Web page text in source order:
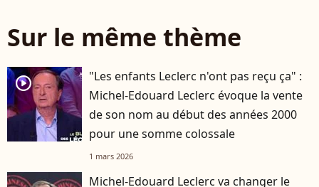
Sur le même thème
player2
"Les enfants Leclerc n'ont pas reçu ça" :
Michel-Edouard Leclerc évoque la vente
de son nom au début des années 2000
pour une somme colossale
1 mars 2026
Michel-Edouard Leclerc va changer le